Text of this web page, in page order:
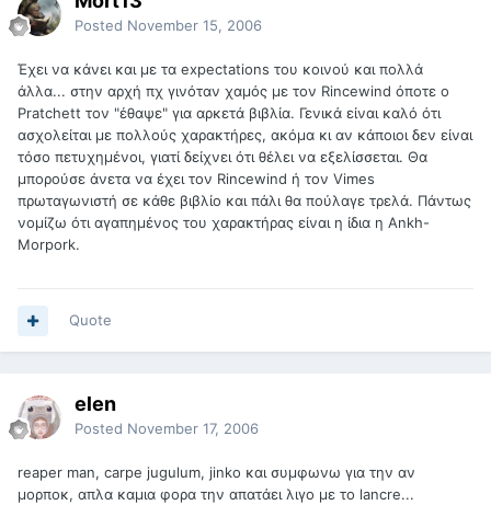
Posted November 15, 2006
Έχει να κάνει και με τα expectations του κοινού και πολλά
άλλα... στην αρχή πχ γινόταν χαμός με τον Rincewind όποτε ο
Pratchett τον "έθαψε" για αρκετά βιβλία. Γενικά είναι καλό ότι
ασχολείται με πολλούς χαρακτήρες, ακόμα κι αν κάποιοι δεν είναι
τόσο πετυχημένοι, γιατί δείχνει ότι θέλει να εξελίσσεται. Θα
μπορούσε άνετα να έχει τον Rincewind ή τον Vimes
πρωταγωνιστή σε κάθε βιβλίο και πάλι θα πούλαγε τρελά. Πάντως
νομίζω ότι αγαπημένος του χαρακτήρας είναι η ίδια η Ankh-
Morpork.
Quote
elen
Posted November 17, 2006
reaper man, carpe jugulum, jinko και συμφωνω για την αν
μορποκ, απλα καμια φορα την απατάει λιγο με το lancre...